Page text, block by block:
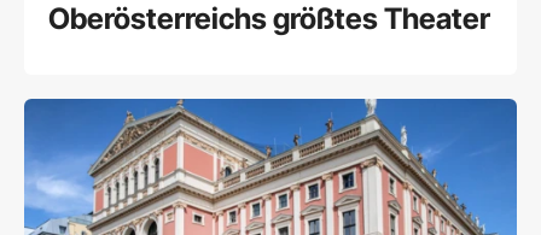
Oberösterreichs größtes Theater